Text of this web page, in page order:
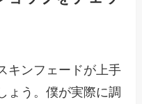
キンフェードが上手
ょう。僕が実際に調